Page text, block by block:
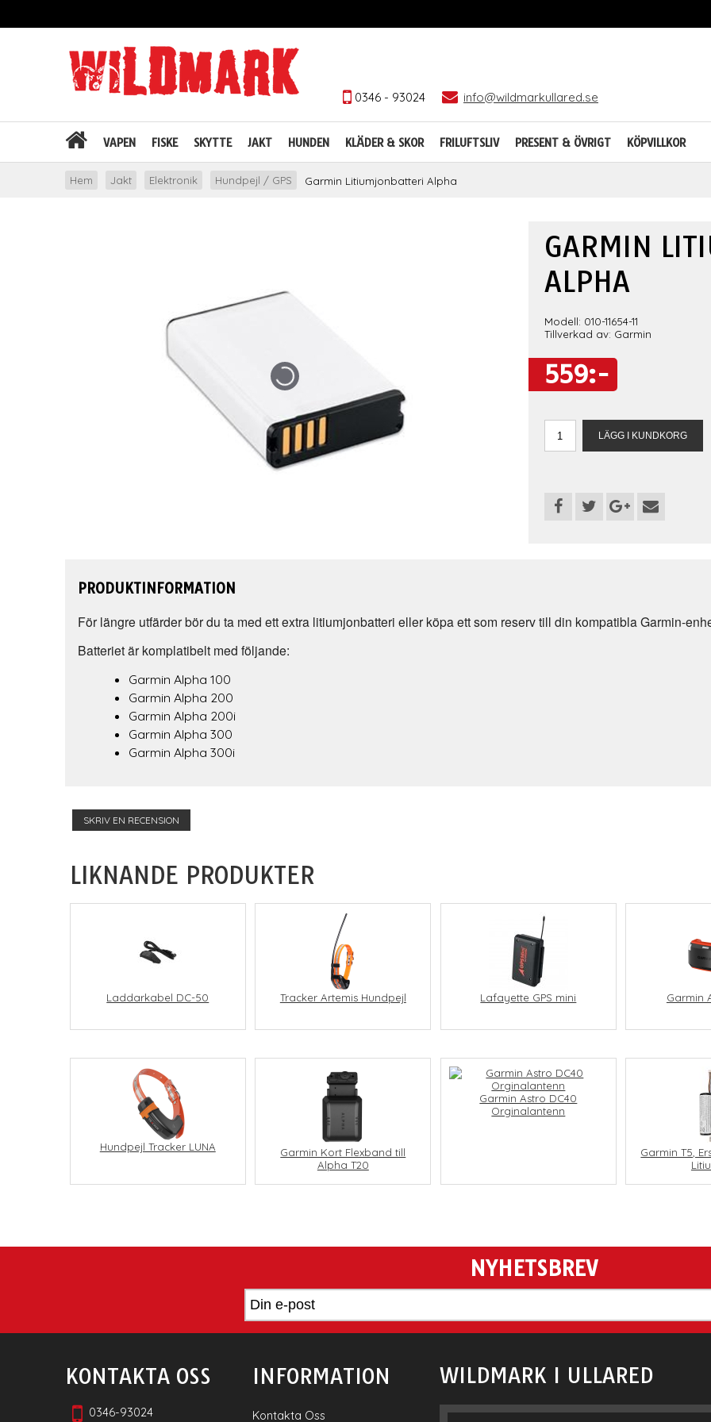
0346 - 93024 info@wildmarkullared.se
VAPEN FISKE SKYTTE JAKT HUNDEN KLÄDER & SKOR FRILUFTSLIV PRESENT & ÖVRIGT KÖPVILLKOR
Hem Jakt Elektronik Hundpejl / GPS Garmin Litiumjonbatteri Alpha
GARMIN
ALPHA
Modell: 010-11654-11
Tillverkad av: Garmin
559:-
PRODUKTINFORMATION
För längre utfärder bör du ta med ett extra litiumjonbatteri eller köpa ett som reserv till din kompatibla Garmin-
Batteriet är komplatibelt med följande:
Garmin Alpha 100
Garmin Alpha 200
Garmin Alpha 200i
Garmin Alpha 300
Garmin Alpha 300i
SKRIV EN RECENSION
LIKNANDE PRODUKTER
Laddarkabel DC-50 Tracker Artemis Hundpejl Lafayette GPS mini Garmin
Hundpejl Tracker LUNA
Garmin Kort Flexband till
Alpha T20
Garmin Astro DC40
Orginalantenn
Garmin T5,
NYHETSBREV
WILDMARK I ULLARED
KONTAKTA OSS
0346-93024
INFORMATION
Kontakta Oss